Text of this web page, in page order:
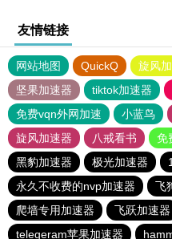
友情链接
网站地图 QuickQ 旋风
坚果加速器
tiktok加速器
免费vqn外网加速
小蓝鸟
旋风加速器
八戒看书
免
黑豹加速器
极光加速器
永久不收费的nvp加速器
飞
爬墙专用加速器
飞跃加速器
telegeram苹果加速器